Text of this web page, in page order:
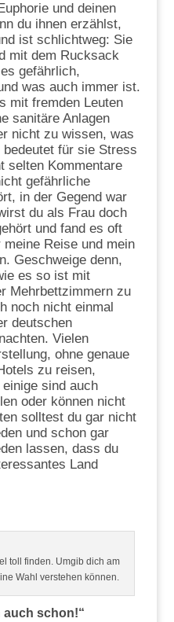
und deinen
du ihnen erzählst,
ist schlichtweg: Sie
mit dem Rucksack
gefährlich,
was auch immer ist.
mit fremden Leuten
sanitäre Anlagen
nicht zu wissen, was
für sie Stress
selten Kommentare
gefährliche
in der Gegend war
du als Frau doch
und fand es oft
Reise und mein
Geschweige denn,
es so ist mit
Mehrbettzimmern zu
noch nicht einmal
deutschen
Vielen
ohne genaue
zu reisen,
sind auch
oder können nicht
solltest du gar nicht
und schon gar
lassen, dass du
Land
toll finden. Umgib dich am
Wahl verstehen können.
auch schon!“